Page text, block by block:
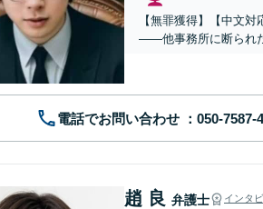
【無罪獲得】【中文
——他事務所に断られ
電話でお問い合わせ
趙 良 弁護士 インタ